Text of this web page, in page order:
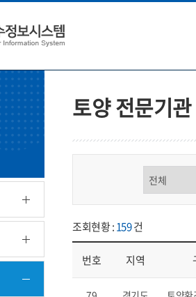
토양 전문기관
조회현황 :159건
번호 지역